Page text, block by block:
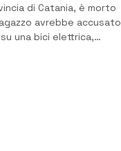
di Catania, è morto
avrebbe accusato
una bici elettrica,
che è prevista